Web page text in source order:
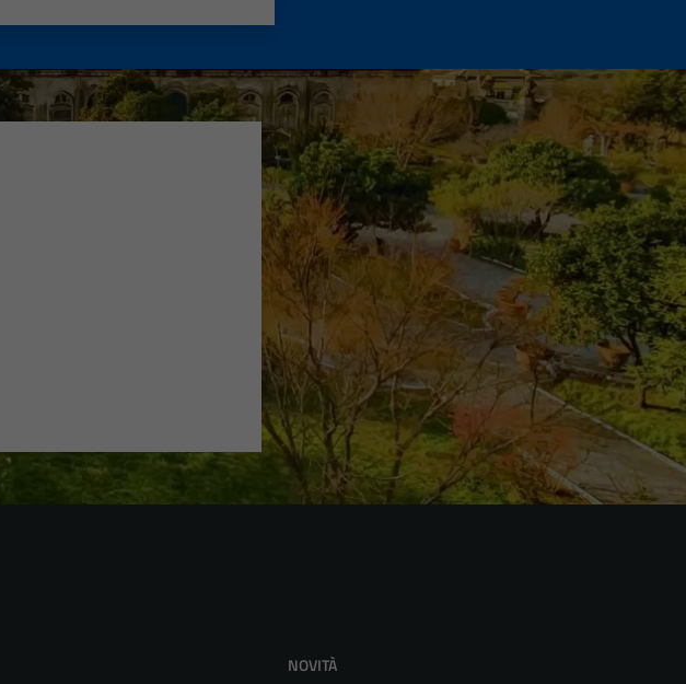
NOVITÀ